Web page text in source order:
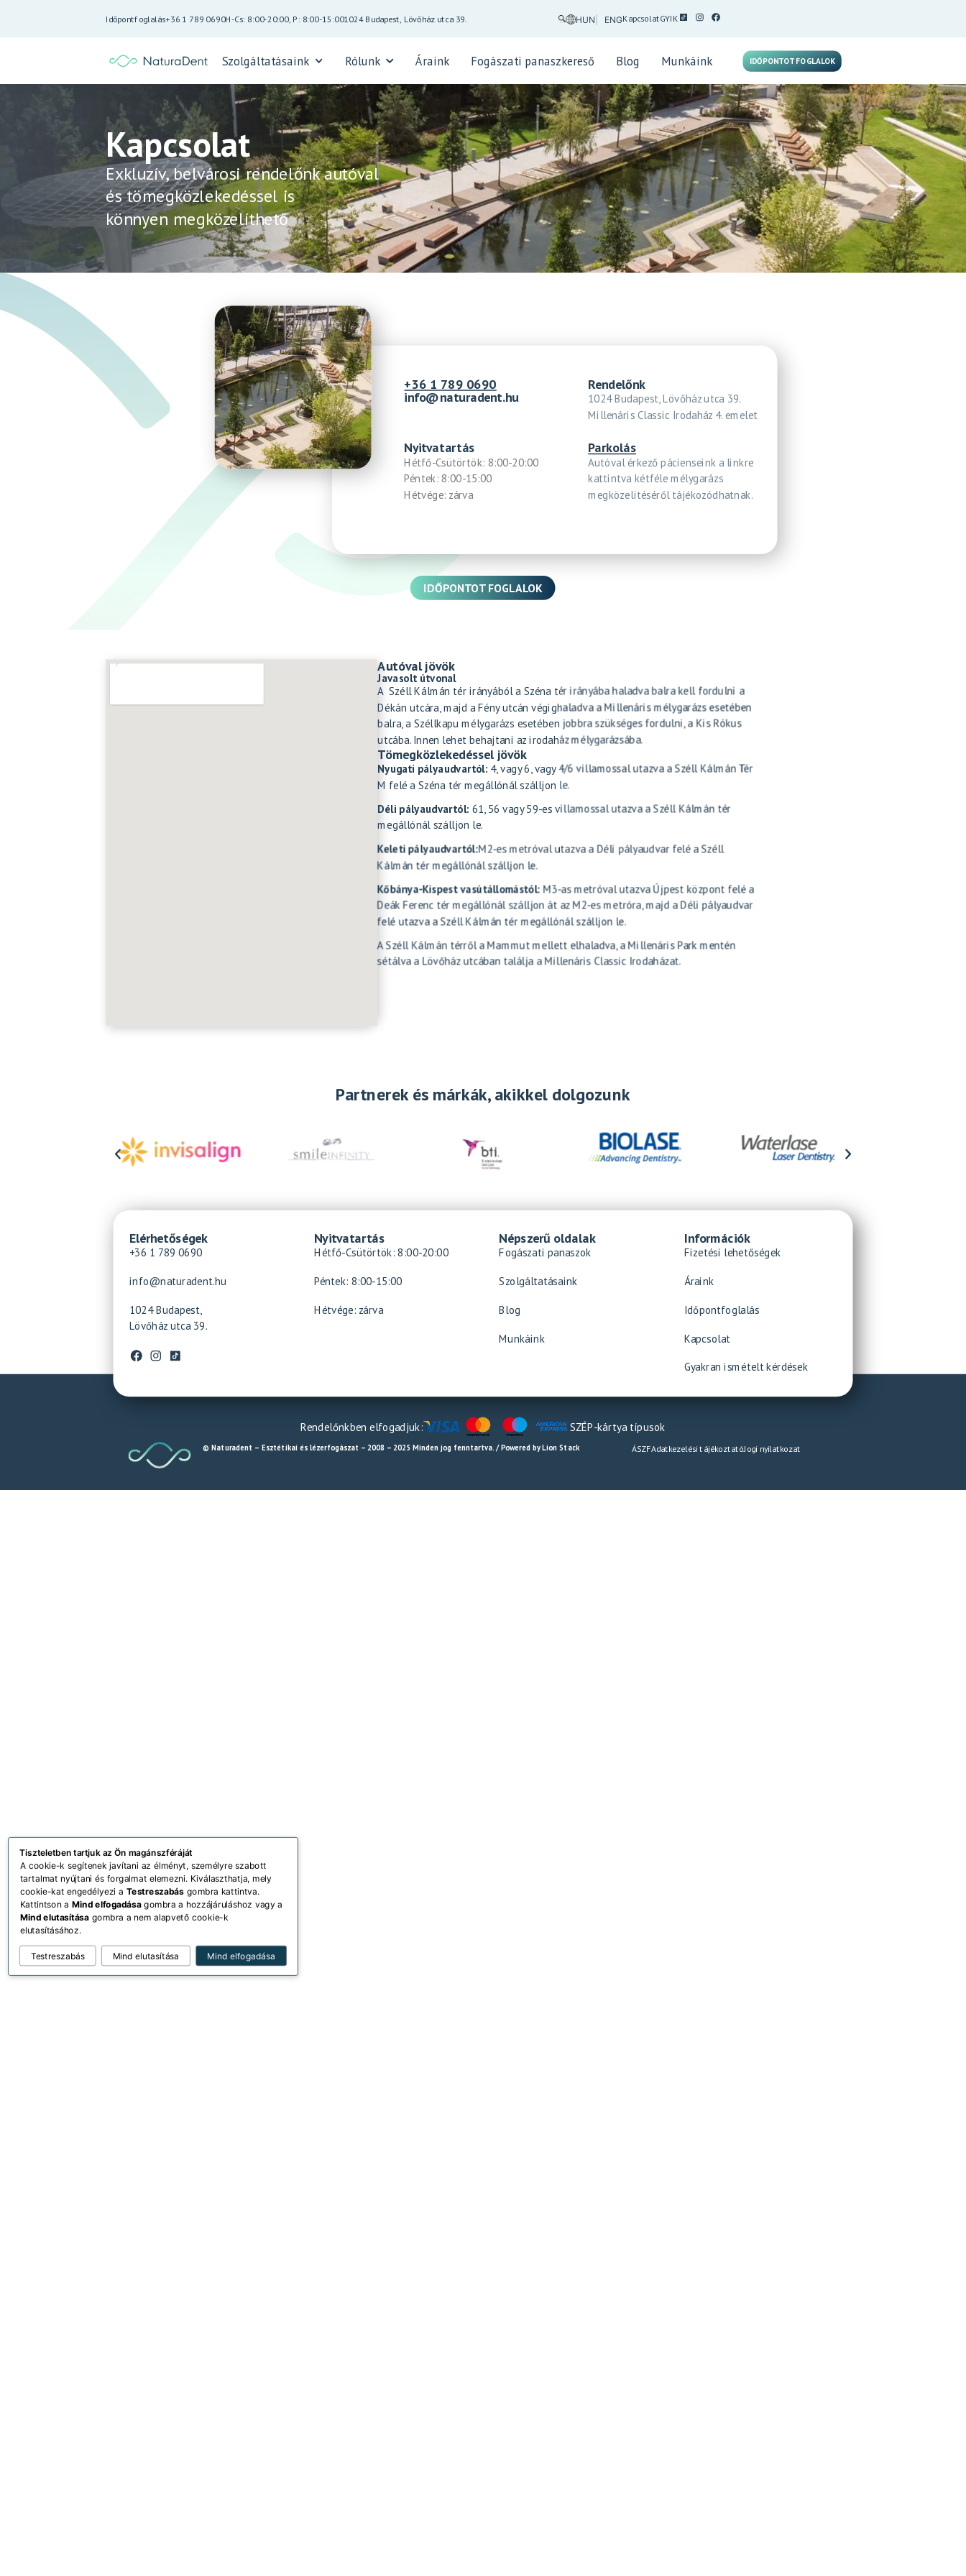
Időpontfoglalás+36 1 789 0690H-Cs: 8:00-20:00, P: 8:00-15:001024 Budapest, Lövőház utca 39. HUN ENGKapcsolatGYIK
Szolgáltatásaink Rólunk Áraink Fogászati panaszkereső Blog Munkáink IDŐPONTOT FOGLALOK
Kapcsolat
Exkluzív, belvárosi rendelőnk autóval
és tömegközlekedéssel is
könnyen megközelíthető
+36 1 789 0690
info@naturadent.hu
Rendelőnk
1024 Budapest, Lövőház utca 39.
Millenáris Classic Irodaház 4. emelet
Nyitvatartás
Hétfő-Csütörtök: 8:00-20:00
Péntek: 8:00-15:00
Hétvége: zárva
Parkolás
Autóval érkező pácienseink a linkre
kattintva kétféle mélygarázs
megközelítéséről tájékozódhatnak.
IDŐPONTOT FOGLALOK
Autóval jövök
Javasolt útvonal
A Széll Kálmán tér irányából a Széna tér irányába haladva balra kell fordulni a
Dékán utcára, majd a Fény utcán végighaladva a Millenáris mélygarázs esetében
balra, a Széllkapu mélygarázs esetében jobbra szükséges fordulni, a Kis Rókus
utcába. Innen lehet behajtani az irodaház mélygarázsába.
Tömegközlekedéssel jövök
Nyugati pályaudvartól:4, vagy 6, vagy 4/6 villamossal utazva a Széll Kálmán Tér
M felé a Széna tér megállónál szálljon le.
Déli pályaudvartól: 61, 56 vagy 59-es villamossal utazva a Széll Kálmán tér
megállónál szálljon le.
Keleti pályaudvartól:M2-es metróval utazva a Déli pályaudvar felé a Széll
Kálmán tér megállónál szálljon le.
Kőbánya-Kispest vasútállomástól: M3-as metróval utazva Újpest központ felé a
Deák Ferenc tér megállónál szálljon át az M2-es metróra, majd a Déli pályaudvar
felé utazva a Széll Kálmán tér megállónál szálljon le.
A Széll Kálmán térről a Mammut mellett elhaladva, a Millenáris Park mentén
sétálva a Lövőház utcában találja a Millenáris Classic Irodaházat.
Partnerek és márkák, akikkel dolgozunk
Elérhetőségek
+36 1 789 0690
info@naturadent.hu
1024 Budapest,
Lövőház utca 39.
Nyitvatartás
Hétfő-Csütörtök: 8:00-20:00
Péntek: 8:00-15:00
Hétvége: zárva
Népszerű oldalak
Fogászati panaszok
Szolgáltatásaink
Blog
Munkáink
Információk
Fizetési lehetőségek
Áraink
Időpontfoglalás
Kapcsolat
Gyakran ismételt kérdések
Rendelőnkben elfogadjuk: SZÉP-kártya típusok
© Naturadent – Esztétikai és lézerfogászat – 2008 – 2025 Minden jog fenntartva. / Powered by Lion Stack ÁSZFAdatkezelési tájékoztatóJogi nyilatkozat
Tiszteletben tartjuk az Ön magánszféráját
A cookie-k segítenek javítani az élményt, személyre szabott
tartalmat nyújtani és forgalmat elemezni. Kiválaszthatja, mely
cookie-kat engedélyezi a Testreszabásgombra kattintva.
Kattintson a Mind elfogadásagombra a hozzájáruláshoz vagy a
Mind elutasításagombra a nem alapvető cookie-k
elutasításához.
Testreszabás Mind elutasítása Mind elfogadása